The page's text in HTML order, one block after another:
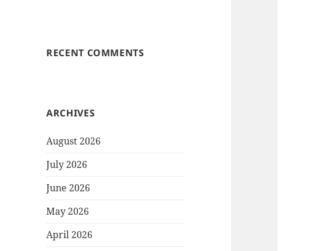
RECENT COMMENTS
ARCHIVES
August 2026
July 2026
June 2026
May 2026
April 2026